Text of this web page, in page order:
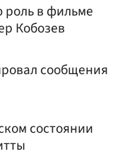
в фильме
Кобозев
сообщения
состоянии